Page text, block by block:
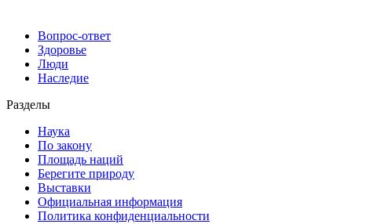
Вопрос-ответ
Здоровье
Люди
Наследие
Разделы
Наука
По закону
Площадь наций
Берегите природу
Выставки
Официальная информация
Политика конфиденциальности